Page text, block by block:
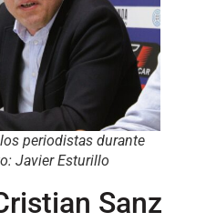
periodistas durante
Javier Esturillo
Sanz